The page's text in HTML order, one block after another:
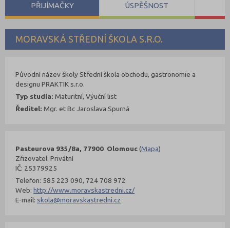
MORAVSKÁ STŘEDNÍ ŠKOLA S.R.O.
Pasteurova 935/8a, 77900 Olomouc(Mapa)
Zřizovatel: Privátní
IČ: 25379925
Telefon: 585 223 090, 724 708 972
Web:http://www.moravskastredni.cz/
E-mail: skola@moravskastredni.cz
Původní název školy Střední škola obchodu, gastronomie a
designu PRAKTIK s.r.o.
Typ studia: Maturitní, Výuční list
Ředitel: Mgr. et Bc Jaroslava Spurná
PŘIJÍMAČKY ÚSPĚŠNOST